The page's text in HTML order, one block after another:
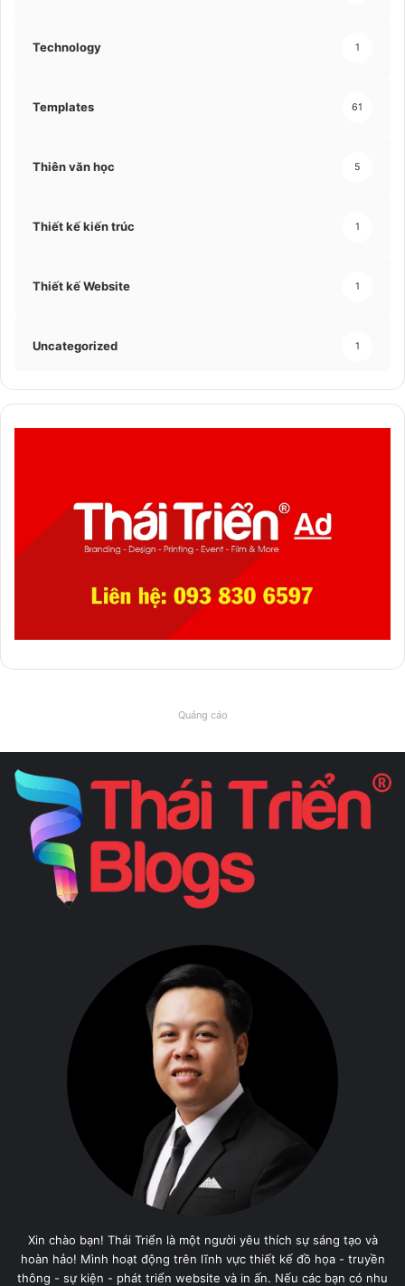
Technology 1
Templates 61
Thiên văn học 5
Thiết kế kiến trúc 1
Thiết kế Website 1
Uncategorized 1
Quảng cáo
Xin chào bạn! Thái Triển là một người yêu thích sự sáng tạo và
hoàn hảo! Mình hoạt động trên lĩnh vực thiết kế đồ họa - truyền
thông - sự kiện - phát triển website và in ấn. Nếu các bạn có nhu